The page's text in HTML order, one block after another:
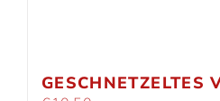
GESCHNETZELTES